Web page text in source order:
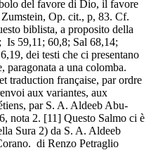
del favore di Dio, il favore
Op. cit., p, 83. Cf.
biblista, a proposito della
59,11; 60,8; Sal 68,14;
dei testi che ci presentano
paragonata a una colomba.
traduction française, par ordre
aux variantes, aux
par S. A. Aldeeb Abu-
nota 2. [11] Questo Salmo ci è
Sura 2) da S. A. Aldeeb
di Renzo Petraglio